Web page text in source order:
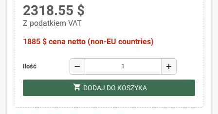
2318.55 $
Z podatkiem VAT
1885 $ cena netto (non-EU countries)
Ilość remove add
shopping_cart DODAJ DO KOSZYKA